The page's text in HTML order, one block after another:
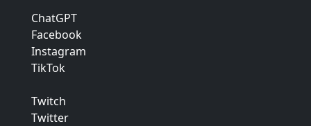
ChatGPT
Facebook
Instagram
TikTok
Twitch
Twitter